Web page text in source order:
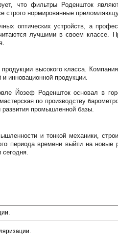
что фильтры Роденшток
строго нормированные
оптических устройств, а
лучшими в своем классе.
высокого класса.
инновационной продукции.
Йозеф Роденшток основал в
по производству
промышленной базы.
и тонкой механики,
периода времени выйти на новые
сегодня.